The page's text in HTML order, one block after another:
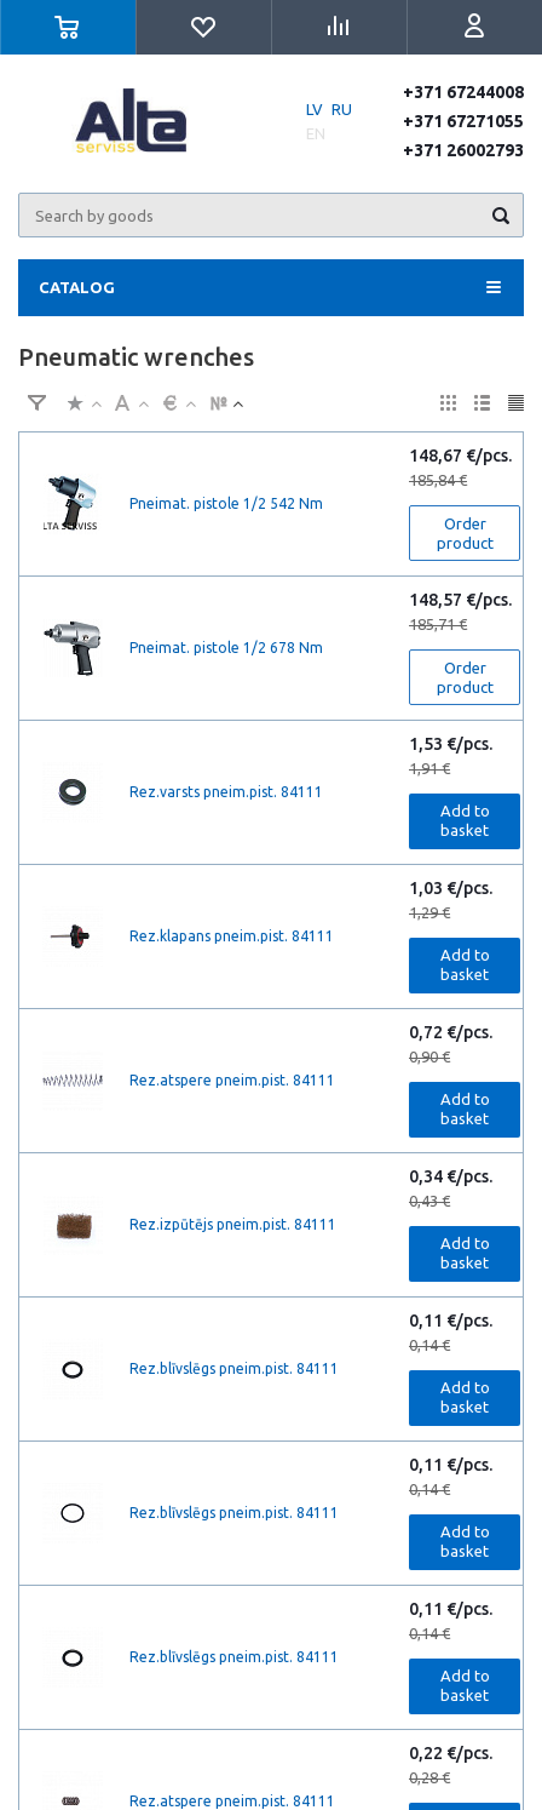
LV RU
EN
+371 67244008
+371 67271055
+371 26002793
CATALOG
Pneumatic wrenches
Pneimat. pistole 1/2 542 Nm
148,67 €/pcs.
185,84 €
Order
product
Pneimat. pistole 1/2 678 Nm
148,57 €/pcs.
185,71 €
Order
product
Rez.varsts pneim.pist. 84111
1,53 €/pcs.
1,91 €
Add to
basket
Rez.klapans pneim.pist. 84111
1,03 €/pcs.
1,29 €
Add to
basket
Rez.atspere pneim.pist. 84111
0,72 €/pcs.
0,90 €
Add to
basket
Rez.izpūtējs pneim.pist. 84111
0,34 €/pcs.
0,43 €
Add to
basket
Rez.blīvslēgs pneim.pist. 84111
0,11 €/pcs.
0,14 €
Add to
basket
Rez.blīvslēgs pneim.pist. 84111
0,11 €/pcs.
0,14 €
Add to
basket
Rez.blīvslēgs pneim.pist. 84111
0,11 €/pcs.
0,14 €
Add to
basket
Rez.atspere pneim.pist. 84111
0,22 €/pcs.
0,28 €